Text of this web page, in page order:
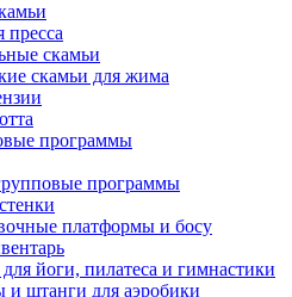
пресса
скамьи
скамьи для жима
программы
программы
платформы и босу
йоги, пилатеса и гимнастики
штанги для аэробики